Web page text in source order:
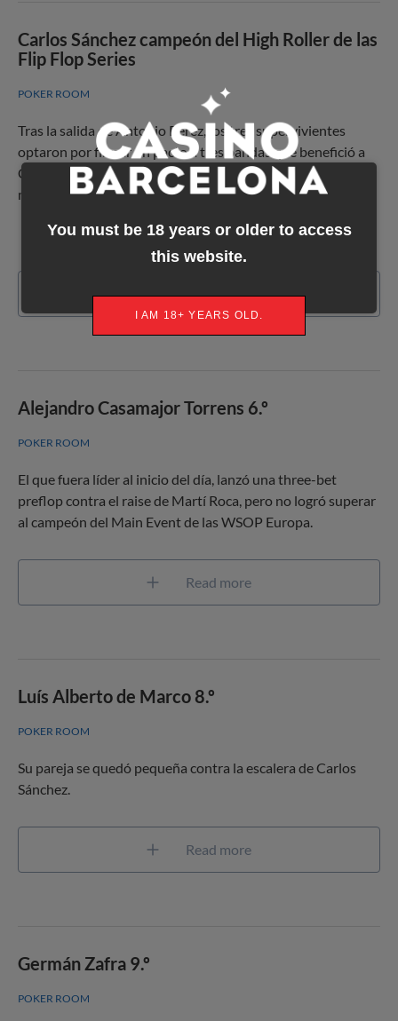
Carlos Sánchez campeón del High Roller de las
Flip Flop Series
POKER ROOM
Tras la salida de Antonio Pérez, los tres supervivientes
optaron por firmar un pacto a tres bandas que benefició a
Carlos Sánchez, que era el que más fichas tenía en ese
momento.
Read more
Alejandro Casamajor Torrens 6.º
POKER ROOM
El que fuera líder al inicio del día, lanzó una three-bet
preflop contra el raise de Martí Roca, pero no logró superar
al campeón del Main Event de las WSOP Europa.
Read more
Luís Alberto de Marco 8.º
POKER ROOM
Su pareja se quedó pequeña contra la escalera de Carlos
Sánchez.
Read more
Germán Zafra 9.º
POKER ROOM
You must be 18 years or older to access
this website.
I AM 18+ YEARS OLD.